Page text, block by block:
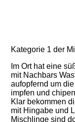
Kategorie 1 der
Im Ort hat eine
mit Nachbars
aufopfernd um
impfen und
Klar bekommen
mit Hingabe und
Mischlinge sind